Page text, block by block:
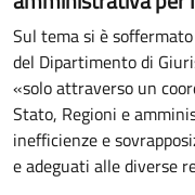
Sul tema si è
del Dipartimento di
«solo attraverso un
Stato, Regioni e
inefficienze e
e adeguati alle diverse